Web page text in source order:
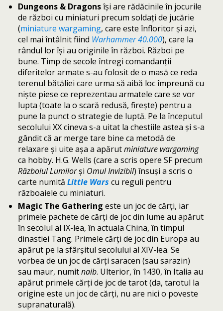
Dungeons & Dragonsîși are rădăcinile în jocurile
de război cu miniaturi precum soldați de jucărie
(miniature wargaming, care este înfloritor și azi,
cel mai întâlnit fiind Warhammer 40.000), care la
rândul lor își au originile în război. Război pe
bune. Timp de secole întregi comandanții
diferitelor armate s-au folosit de o masă ce reda
terenul bătăliei care urma să aibă loc împreună cu
niște piese ce reprezentau armatele care se vor
lupta (toate la o scară redusă, firește) pentru a
pune la punct o strategie de luptă. Pe la începutul
secolului XX cineva s-a uitat la chestiile astea și s-a
gândit că ar merge tare bine ca metodă de
relaxare și uite așa a apărutminiature wargaming
ca hobby. H.G. Wells (care a scris opere SF precum
Războiul Lumilorși Omul Invizibil) însuși a scris o
carte numită Little Wars cu reguli pentru
războaiele cu miniaturi.
Magic The Gathering este un joc de cărți, iar
primele pachete de cărți de joc din lume au apărut
în secolul al IX-lea, în actuala China, în timpul
dinastiei Tang. Primele cărți de joc din Europa au
apărut pe la sfârșitul secolului al XIV-lea. Se
vorbea de un joc de cărți saracen (sau sarazin)
sau maur, numitnaib. Ulterior, în 1430, în Italia au
apărut primele cărți de joc de tarot (da, tarotul la
origine este un joc de cărți, nu are nici o poveste
supranaturală).